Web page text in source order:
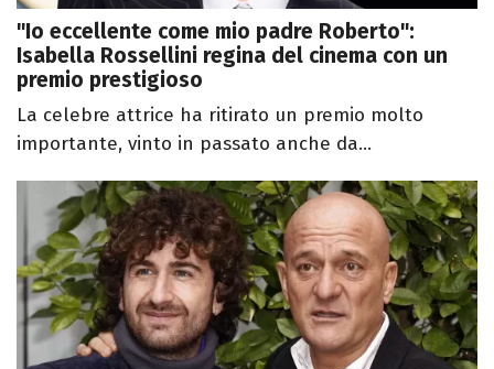
"Io eccellente come mio padre Roberto":
Isabella Rossellini regina del cinema con un
premio prestigioso
La celebre attrice ha ritirato un premio molto
importante, vinto in passato anche da...